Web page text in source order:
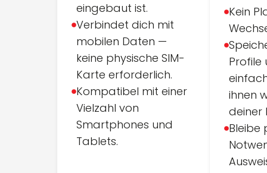
eingebaut ist.
Verbindet dich mit
mobilen Daten —
keine physische SIM-
Karte erforderlich.
Kompatibel mit einer
Vielzahl von
Smartphones und
Tablets.
Kein
Profile
ihnen
deiner
Bleibe